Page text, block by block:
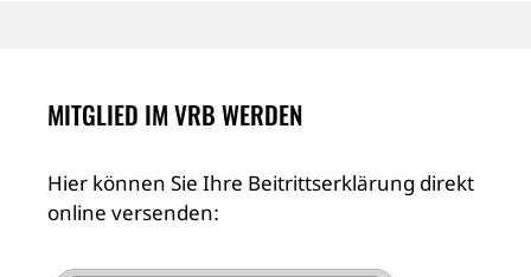
MITGLIED IM VRB WERDEN
Hier können Sie Ihre Beitrittserklärung direkt
online versenden: